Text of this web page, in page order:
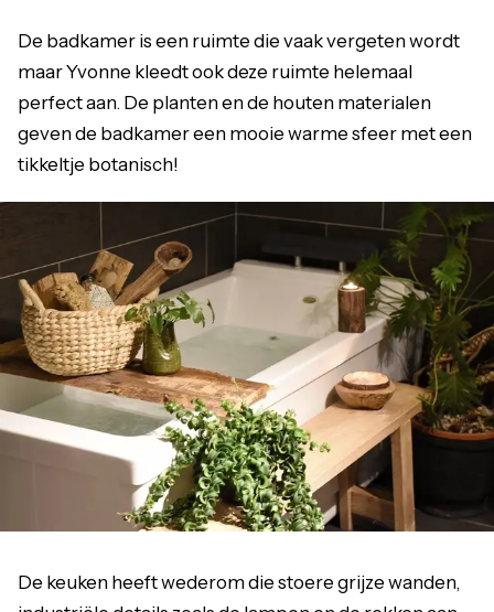
De badkamer is een ruimte die vaak vergeten wordt
maar Yvonne kleedt ook deze ruimte helemaal
perfect aan. De planten en de houten materialen
geven de badkamer een mooie warme sfeer met een
tikkeltje botanisch!
De keuken heeft wederom die stoere grijze wanden,